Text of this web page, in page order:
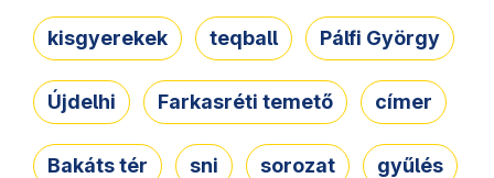
kisgyerekek teqball Pálfi György
Újdelhi Farkasréti temető címer
Bakáts tér sni sorozat gyűlés